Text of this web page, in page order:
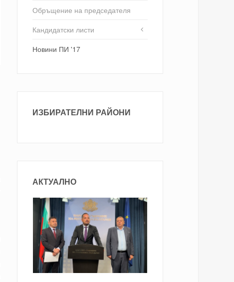
Обръщение на председателя
Кандидатски листи
Новини ПИ '17
ИЗБИРАТЕЛНИ РАЙОНИ
АКТУАЛНО